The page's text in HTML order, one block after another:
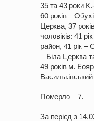
35 та 43 роки
60 років –
Церква, 37
чоловіків: 41
район, 41 рік –
– Біла Церква
49 років м.
Померло – 7.
За період з